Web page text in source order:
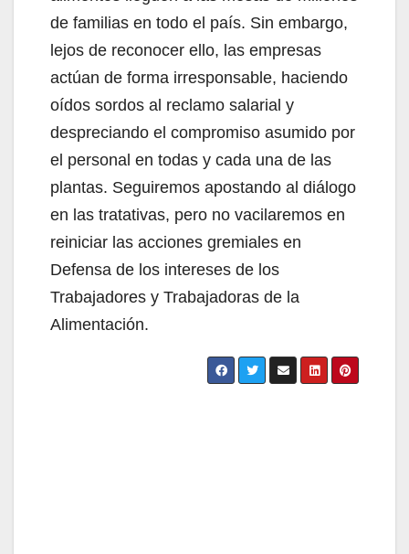
de familias en todo el país. Sin embargo,
lejos de reconocer ello, las empresas
actúan de forma irresponsable, haciendo
oídos sordos al reclamo salarial y
despreciando el compromiso asumido por
el personal en todas y cada una de las
plantas. Seguiremos apostando al diálogo
en las tratativas, pero no vacilaremos en
reiniciar las acciones gremiales en
Defensa de los intereses de los
Trabajadores y Trabajadoras de la
Alimentación.